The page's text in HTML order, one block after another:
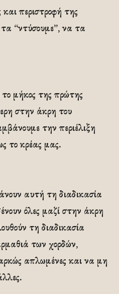
περιστροφή της
“ντύσουμε”, να τα
μήκος της πρώτης
στην άκρη του
την περιέλιξη
το κρέας μας.
αυτή τη διαδικασία
όλες μαζί στην άκρη
τη διαδικασία
των χορδών,
απλωμένες και να μη